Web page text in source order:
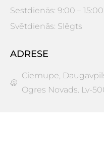
Sestdienās: 9:00 – 15:00
Svētdienās: Slēgts
ADRESE
Ciemupe,
Ogres Novads. Lv-